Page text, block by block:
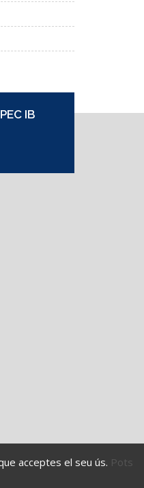
IB
acceptes el seu ús. Pots